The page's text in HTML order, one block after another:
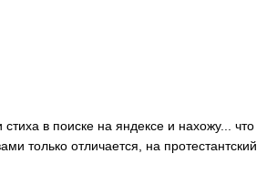
в поиске на яндексе и нахожу... что
только отличается, на протестантский